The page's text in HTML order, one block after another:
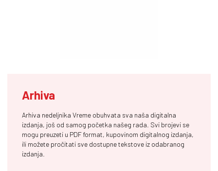
Arhiva
Arhiva nedeljnika Vreme obuhvata sva naša digitalna
izdanja, još od samog početka našeg rada. Svi brojevi se
mogu preuzeti u PDF format, kupovinom digitalnog izdanja,
ili možete pročitati sve dostupne tekstove iz odabranog
izdanja.